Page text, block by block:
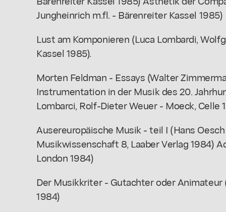
Jungheinrich m.fl. - Bärenreiter Kassel 1985)
Lust am Komponieren (Luca Lombardi,
Kassel 1985).
Morten Feldman - Essays (Walter
Instrumentation in der Musik des 20.
Lombarci, Rolf-Dieter Weuer - Moeck, Celle
Ausereuropäische Musik - teil I (Hans
Musikwissenschaft 8, Laaber Verlag 1984)
London 1984)
Der Musikkriter - Gutachter oder Animateur
1984)